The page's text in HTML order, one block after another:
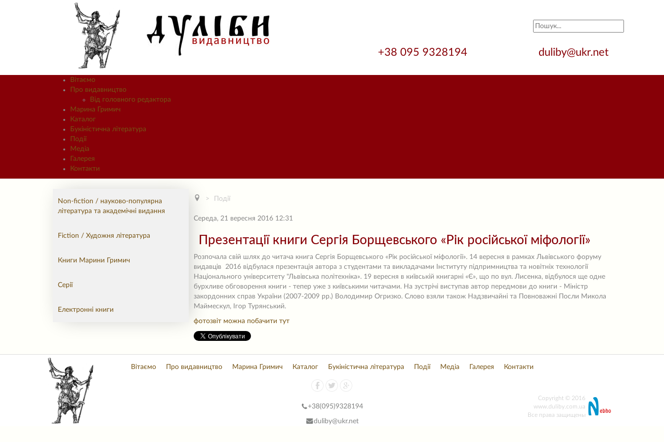
+38 095 9328194 duliby@ukr.net
Вітаємо
Про видавництво
Від головного редактора
Марина Гримич
Каталог
Букіністична література
Події
Медіа
Галерея
Контакти
Non-fiction / науково-популярна
література та академічні видання
Fiction / Художня література
Книги Марини Гримич
Серії
Електронні книги
Події
Середа, 21 вересня 2016 12:31
Презентації книги Сергія Борщевського «Рік російської міфології»
Розпочала свій шлях до читача книга Сергія Борщевського «Рік російської міфології». 14 вересня в рамках Львівського форуму
видавців 2016 відбулася презентація автора з студентами та викладачами Інституту підпримництва та новітніх технології
Національного університету "Львівська політехніка». 19 вересня в київській книгарні «Є», що по вул. Лисенка, відбулося ще одне
бурхливе обговорення книги - тепер уже з київськими читачами. На зустрічі виступав автор передмови до книги - Міністр
закордонних справ України (2007-2009 рр.) Володимир Огризко. Слово взяли також Надзвичайні та Повноважні Посли Микола
Маймескул, Ігор Турянський.
фотозвіт можна побачити тут
Вітаємо Про видавництво Марина Гримич Каталог Букіністична література Події Медіа Галерея Контакти
+38(095)9328194
duliby@ukr.net
Copyright © 2016
www.duliby.com.ua
Все права защищены